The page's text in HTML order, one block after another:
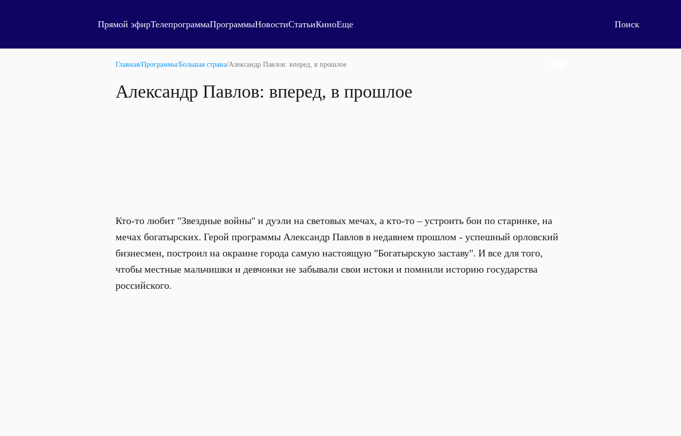
Прямой эфирТелепрограммаПрограммыНовостиСтатьиКиноЕще
Главная/Программы/Большая страна/Александр Павлов: вперед, в прошлое
Александр Павлов: вперед, в прошлое
Кто-то любит "Звездные войны" и дуэли на световых мечах, а кто-то – устроить бои по старинке, на
мечах богатырских. Герой программы Александр Павлов в недавнем прошлом - успешный орловский
бизнесмен, построил на окраине города самую настоящую "Богатырскую заставу". И все для того,
чтобы местные мальчишки и девчонки не забывали свои истоки и помнили историю государства
российского.